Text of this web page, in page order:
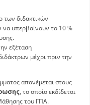
των διδακτικών
να υπερβαίνουν το 10 %
εξέταση
μέχρι πριν την
απονέμεται στους
, το οποίο εκδίδεται
του ΓΠΑ.